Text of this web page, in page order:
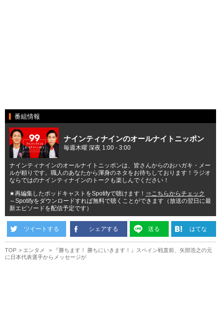
番組情報
ナインティナインのオールナイトニッポン
毎週木曜 深夜 1:00 - 3:00
ナインティナインのオールナイトニッポンは、皆さんからのおハガキ・メー
ルが頼りです。職人のあなたから渾身のネタをお待ちしております！ラジオ
ならではのナインティナインのトークも楽しんでください！
★再編集したポッドキャストをSpotifyで聴けます！ ⇒こちらからチェック
～Spotifyをダウンロードすれば無料で聴くことができます（放送の翌日に最
新エピソードを配信予定です）
ツイートする シェアする 送る はてな
TOP エンタメ
『勝ちます！ 勝ちにいきます！』スペイン戦直前、矢部浩之の元
に日本代表選手からメッセージが